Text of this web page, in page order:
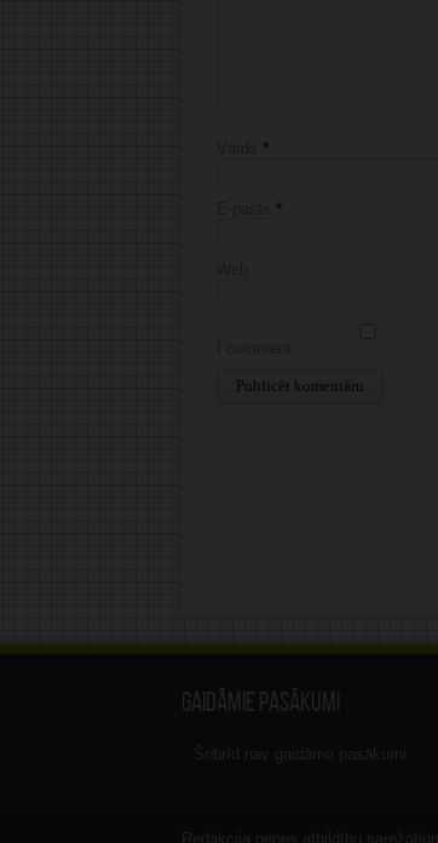
*
*
Gaidāmie pasākumi
Šobrīd nav gaidāmo pasākumi.
Redakcija nenes atbildību